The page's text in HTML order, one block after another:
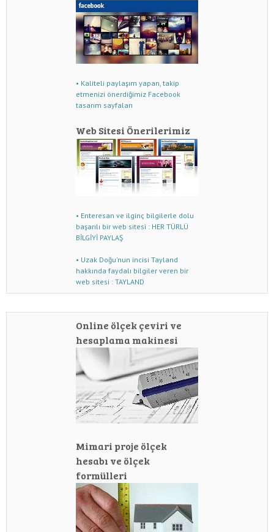
• Kaliteli paylaşım yapan, takip
etmenizi önerdiğimiz Facebook
tasarım sayfaları
Web Sitesi Önerilerimiz
• Enteresan ve ilginç bilgilerle dolu
başarılı bir web sitesi : HER TÜRLÜ
BİLGİYİ PAYLAŞ
• Uzak Doğu'nun incisi Tayland
hakkında faydalı bilgiler veren bir
web sitesi : TAYLAND
Online ölçek çeviri ve
hesaplama makinesi
Mimari proje ölçek
hesabı ve ölçek
formülleri